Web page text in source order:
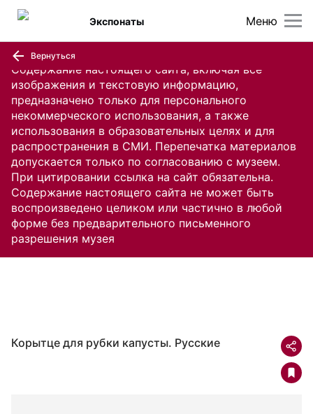
Содержание настоящего сайта, включая все
изображения и текстовую информацию,
предназначено только для персонального
некоммерческого использования, а также
использования в образовательных целях и для
распространения в СМИ. Перепечатка материалов
допускается только по согласованию с музеем.
При цитировании ссылка на сайт обязательна.
Содержание настоящего сайта не может быть
воспроизведено целиком или частично в любой
форме без предварительного письменного
разрешения музея
Меню
Экспонаты
Вернуться
Корытце для рубки капусты. Русские